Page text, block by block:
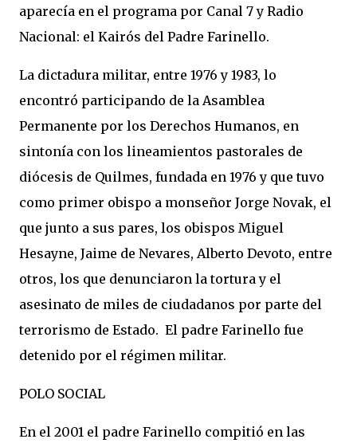
aparecía en el programa por Canal 7 y Radio
Nacional: el Kairós del Padre Farinello.
La dictadura militar, entre 1976 y 1983, lo
encontró participando de la Asamblea
Permanente por los Derechos Humanos, en
sintonía con los lineamientos pastorales de
diócesis de Quilmes, fundada en 1976 y que tuvo
como primer obispo a monseñor Jorge Novak, el
que junto a sus pares, los obispos Miguel
Hesayne, Jaime de Nevares, Alberto Devoto, entre
otros, los que denunciaron la tortura y el
asesinato de miles de ciudadanos por parte del
terrorismo de Estado. El padre Farinello fue
detenido por el régimen militar.
POLO SOCIAL
En el 2001 el padre Farinello compitió en las